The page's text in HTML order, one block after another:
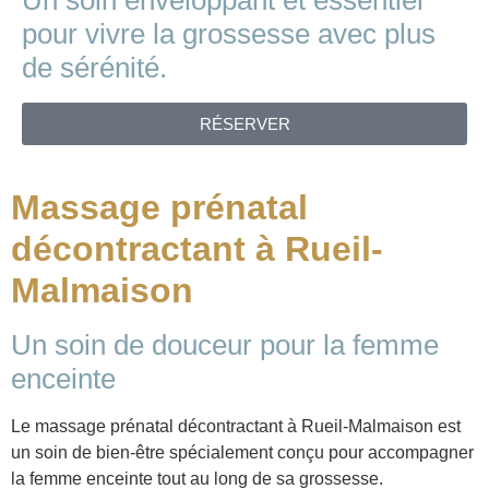
pour vivre la grossesse avec plus
de sérénité.
RÉSERVER
Massage prénatal
décontractant à Rueil-
Malmaison
Un soin de douceur pour la femme
enceinte
Le massage prénatal décontractant à Rueil-Malmaison est
un soin de bien-être spécialement conçu pour accompagner
la femme enceinte tout au long de sa grossesse.